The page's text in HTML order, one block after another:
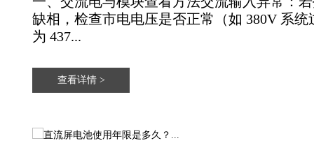
缺相，检查市电电压是否正常（如 380V 系
为 437...
查看详情 >